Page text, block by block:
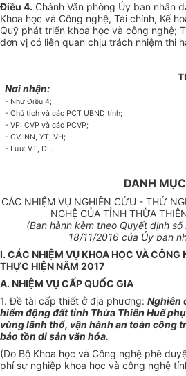
Điều 4. Chánh Văn phòng Ủy ban nhân
Khoa học và Công nghệ, Tài chính, Kế
Quỹ phát triển khoa học và công nghệ;
đơn vị có liên quan chịu trách nhiệm thi
Nơi nhận:
- Như Điều 4;
- Chủ tịch và các PCT UBND tỉnh;
- VP: CVP và các PCVP;
- CV: NN, YT, VH;
- Lưu: VT, DL.
DANH MỤC
CÁC NHIỆM VỤ NGHIÊN CỨU - THỬ
NGHỆ CỦA TỈNH THỪA
(Ban hành kèm theo Quyết định số
18/11/2016 của Ủy ban
I. CÁC NHIỆM VỤ KHOA HỌC VÀ CÔNG
THỰC HIỆN NĂM 2017
A. NHIỆM VỤ CẤP QUỐC GIA
1. Đề tài cấp thiết ở địa phương: Nghiên
hiểm động đất tỉnh Thừa Thiên Huế
vùng lãnh thổ, vận hành an toàn công
bảo tồn di sản văn hóa.
(Do Bộ Khoa học và Công nghệ phê
phí sự nghiệp khoa học và công nghệ